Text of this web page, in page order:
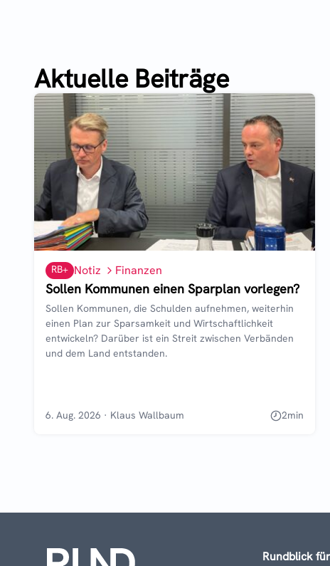
Aktuelle Beiträge
RB+ Notiz Finanzen
Sollen Kommunen einen Sparplan vorlegen?
Sollen Kommunen, die Schulden aufnehmen, weiterhin
einen Plan zur Sparsamkeit und Wirtschaftlichkeit
entwickeln? Darüber ist ein Streit zwischen Verbänden
und dem Land entstanden.
6. Aug. 2026 · Klaus Wallbaum 2min
Rundblick